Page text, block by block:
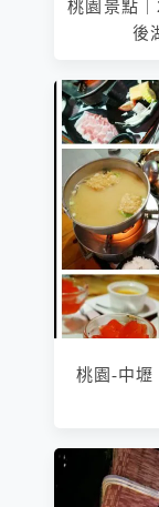
桃園景點
後
桃園-中壢